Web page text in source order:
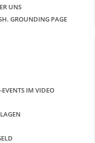
UNS
GROUNDING PAGE
IM VIDEO